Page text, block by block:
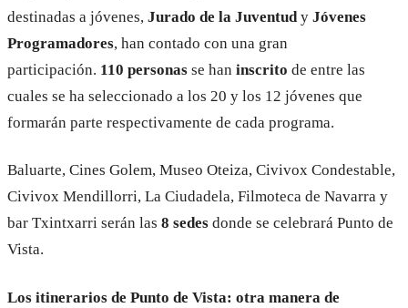
destinadas a jóvenes, Jurado de la Juventud y Jóvenes
Programadores, han contado con una gran
participación. 110 personas se han inscrito de entre las
cuales se ha seleccionado a los 20 y los 12 jóvenes que
formarán parte respectivamente de cada programa.
Baluarte, Cines Golem, Museo Oteiza, Civivox Condestable,
Civivox Mendillorri, La Ciudadela, Filmoteca de Navarra y
bar Txintxarri serán las 8 sedes donde se celebrará Punto de
Vista.
Los itinerarios de Punto de Vista: otra manera de